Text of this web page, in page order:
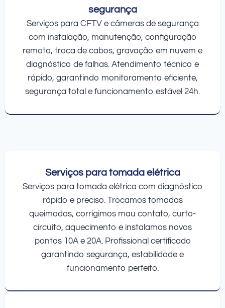
segurança
Serviços para CFTV e câmeras de segurança
com instalação, manutenção, configuração
remota, troca de cabos, gravação em nuvem e
diagnóstico de falhas. Atendimento técnico e
rápido, garantindo monitoramento eficiente,
segurança total e funcionamento estável 24h.
Serviços para tomada elétrica
Serviços para tomada elétrica com diagnóstico
rápido e preciso. Trocamos tomadas
queimadas, corrigimos mau contato, curto-
circuito, aquecimento e instalamos novos
pontos 10A e 20A. Profissional certificado
garantindo segurança, estabilidade e
funcionamento perfeito.